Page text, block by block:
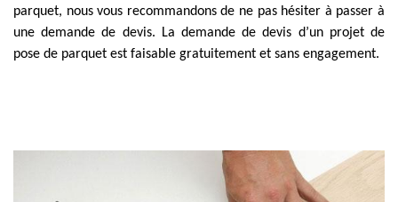
parquet, nous vous recommandons de ne pas hésiter à passer à
une demande de devis. La demande de devis d’un projet de
pose de parquet est faisable gratuitement et sans engagement.